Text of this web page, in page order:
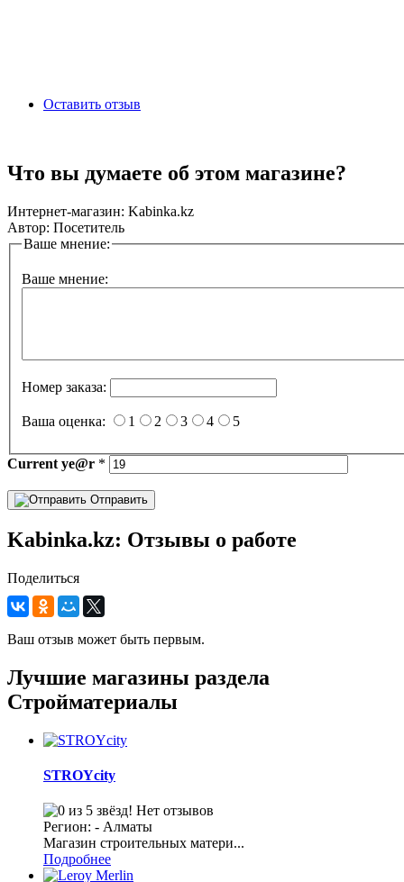
Оставить отзыв
Что вы думаете об этом магазине?
Интернет-магазин: Kabinka.kz
Автор: Посетитель
Ваше мнение:
Ваше мнение:
Номер заказа:
Ваша оценка: 1 2 3 4 5
Current ye@r *
Отправить
Kabinka.kz: Отзывы о работе
Поделиться
Ваш отзыв может быть первым.
Лучшие магазины раздела
Стройматериалы
STROYcity
Нет отзывов
Регион: - Алматы
Магазин строительных матери...
Подробнее